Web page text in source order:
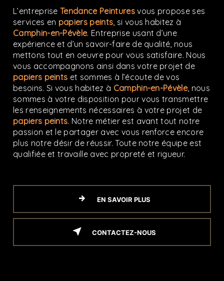
L’entrepriseTendance Peinturesvous propose ses
services en papiers peints, si vous habitez à
Camphin-en-Pévèle. Entreprise usant d’une
expérience et d’un savoir-faire de qualité, nous
mettons tout en oeuvre pour vous satisfaire. Nous
vous accompagnons ainsi dans votre projet de
papiers peints et sommes à l’écoute de vos
besoins. Si vous habitez à Camphin-en-Pévèle, nous
sommes à votre disposition pour vous transmettre
les renseignements nécessaires à votre projet de
papiers peints. Notre métier est avant tout notre
passion et le partager avec vous renforce encore
plus notre désir de réussir. Toute notre équipe est
qualifiée et travaille avec propreté et rigueur.
EN SAVOIR PLUS
CONTACTEZ-NOUS